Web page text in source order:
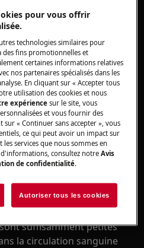
les valeurs
particules fines
μm (micromètre) ou
qui sont
petites pour
sanguine et
immunitaire. Les PM 2,5
particules de
organiques et
métaux.
particules ultrafines
suffisamment petites
la circulation sanguine
pour vous offrir
technologies similaires pour
des fins promotionnelles et
certaines informations relatives
nos partenaires spécialisés dans les
En cliquant sur « Accepter tous
utilisation des cookies et nous
expériencesur le site, vous
et vous fournir des
sur « Continuer sans accepter », vous
ce qui peut avoir un impact sur
services que nous sommes en
consultez notreAvis
de confidentialité.
Autoriser tous les cookies